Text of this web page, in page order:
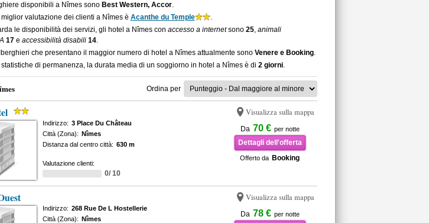
disponibili a Nîmes sono Best Western, Accor.
valutazione dei clienti a Nîmes è Acanthe du Temple
.
le disponibilità dei servizi, gli hotel a Nîmes con accesso a internetsono 25, animali
17e accessibilità disabili 14.
che presentano il maggior numero di hotel a Nîmes attualmente sono Venere e Booking.
di permanenza, la durata media di un soggiorno in hotel a Nîmes è di 2 giorni.
Ordina per
Visualizza sulla mappa
Da 70 € per notte
Dettagli dell'offerta
Offerto da Booking
Indirizzo: 3 Place Du Château
Città (Zona): Nîmes
Distanza dal centro città: 630 m
Valutazione clienti:
0/ 10
Visualizza sulla mappa
Da 78 € per notte
Indirizzo: 268 Rue De L Hostellerie
Città (Zona): Nîmes